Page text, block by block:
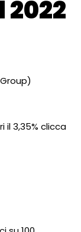
il 3,35% clicca